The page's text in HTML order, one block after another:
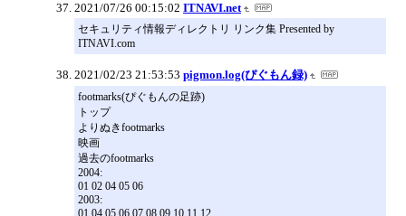
2021/07/26 00:15:02 ITNAVI.net
セキュリティ情報ディレクトリ リンク集 Presented by
ITNAVI.com
2021/02/23 21:53:53 pigmon.log(ぴぐもん録)
footmarks(ぴぐもんの足跡)
トップ
よりぬきfootmarks
映画
過去のfootmarks
2004:
01 02 04 05 06
2003:
01 04 05 06 07 08 09 10 11 12